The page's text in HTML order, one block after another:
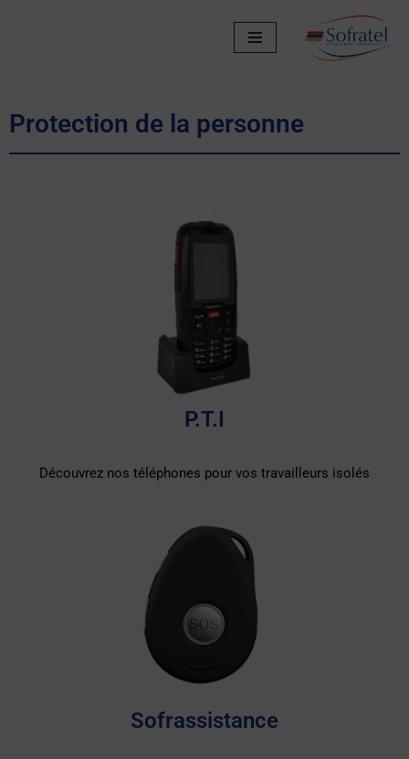
Protection de la personne
P.T.I
Découvrez nos téléphones pour vos travailleurs isolés
Sofrassistance